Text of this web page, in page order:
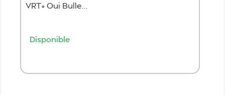
VRT+ Oui Bulle...
Disponible